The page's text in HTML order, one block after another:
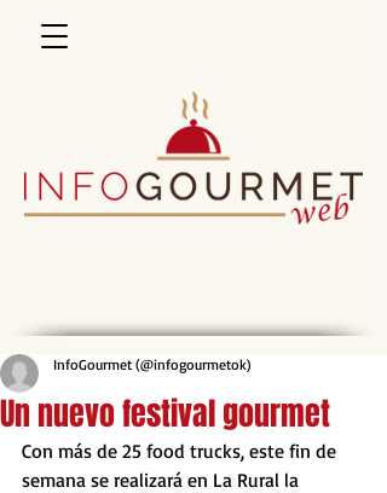
Un nuevo festival gourmet
InfoGourmet (@infogourmetok)
Con más de 25 food trucks, este fin de
semana se realizará en La Rural la